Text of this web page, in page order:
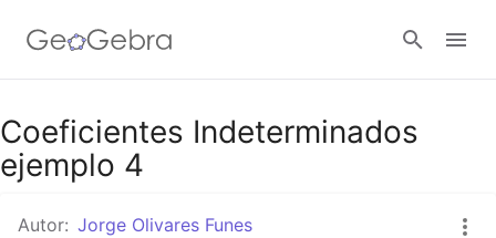
Google Classroom
Coeficientes Indeterminados
ejemplo 4
Autor: Jorge Olivares Funes